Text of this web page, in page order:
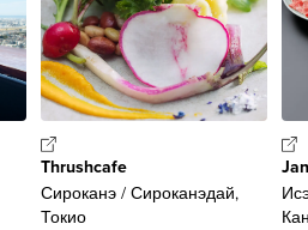
Thrushcafe
Сироканэ / Сироканэдай,
Токио